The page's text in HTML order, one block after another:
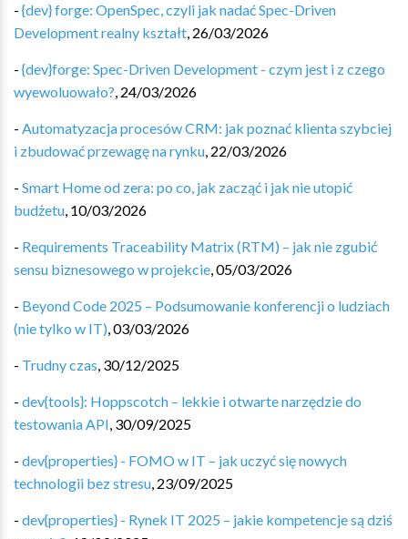
- {dev} forge: OpenSpec, czyli jak nadać Spec-Driven
Development realny kształt, 26/03/2026
- {dev}forge: Spec-Driven Development - czym jest i z czego
wyewoluowało?, 24/03/2026
- Automatyzacja procesów CRM: jak poznać klienta szybciej
i zbudować przewagę na rynku, 22/03/2026
- Smart Home od zera: po co, jak zacząć i jak nie utopić
budżetu, 10/03/2026
- Requirements Traceability Matrix (RTM) – jak nie zgubić
sensu biznesowego w projekcie,05/03/2026
- Beyond Code 2025 – Podsumowanie konferencji o ludziach
(nie tylko w IT),03/03/2026
- Trudny czas, 30/12/2025
- dev{tools}: Hoppscotch – lekkie i otwarte narzędzie do
testowania API, 30/09/2025
- dev{properties} - FOMO w IT – jak uczyć się nowych
technologii bez stresu, 23/09/2025
- dev{properties} - Rynek IT 2025 – jakie kompetencje są dziś